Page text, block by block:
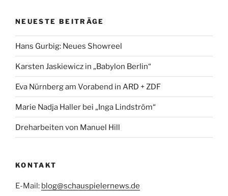
NEUESTE BEITRÄGE
Hans Gurbig: Neues Showreel
Karsten Jaskiewicz in „Babylon Berlin“
Eva Nürnberg am Vorabend in ARD + ZDF
Marie Nadja Haller bei „Inga Lindström“
Dreharbeiten von Manuel Hill
KONTAKT
E-Mail: blog@schauspielernews.de